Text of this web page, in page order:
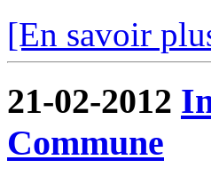
[En savoir
21-02-2012
Commune